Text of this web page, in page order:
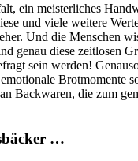
ein meisterliches
und viele weitere
Und die Menschen
genau diese zeitlosen
sein werden!
Brotmomente
Backwaren, die zum
…